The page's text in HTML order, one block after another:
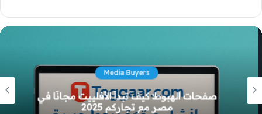
Media Buyers
صفحات الهبوط: كيف تبدأ الأفلييت مجانًا في
مصر مع تجاركم 2025